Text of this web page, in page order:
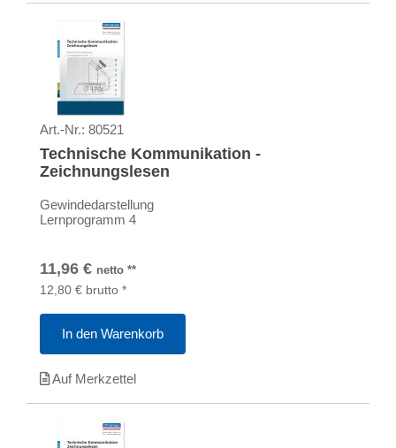
Art.-Nr.: 80521
Technische Kommunikation -
Zeichnungslesen
Gewindedarstellung
Lernprogramm 4
11,96 € netto **
12,80 € brutto *
In den Warenkorb
Auf Merkzettel